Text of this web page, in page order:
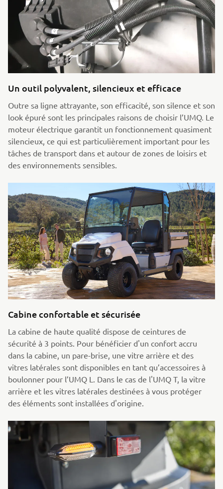
Un outil polyvalent, silencieux et efficace
Outre sa ligne attrayante, son efficacité, son silence et son
look épuré sont les principales raisons de choisir l’UMQ. Le
moteur électrique garantit un fonctionnement quasiment
silencieux, ce qui est particulièrement important pour les
tâches de transport dans et autour de zones de loisirs et
des environnements sensibles.
Cabine confortable et sécurisée
La cabine de haute qualité dispose de ceintures de
sécurité à 3 points. Pour bénéficier d'un confort accru
dans la cabine, un pare-brise, une vitre arrière et des
vitres latérales sont disponibles en tant qu’accessoires à
boulonner pour l’UMQ L. Dans le cas de l'UMQ T, la vitre
arrière et les vitres latérales destinées à vous protéger
des éléments sont installées d'origine.